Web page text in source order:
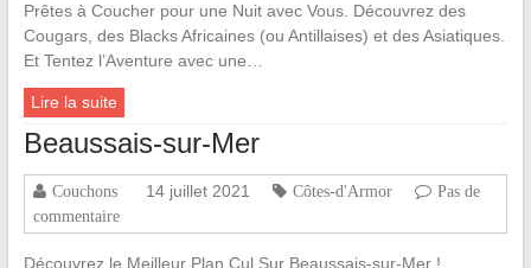
Prêtes à Coucher pour une Nuit avec Vous. Découvrez des
Cougars, des Blacks Africaines (ou Antillaises) et des Asiatiques.
Et Tentez l’Aventure avec une…
Lire la suite
Beaussais-sur-Mer
Couchons 14 juillet 2021 Côtes-d'Armor
Pas de
commentaire
Découvrez le Meilleur Plan Cul Sur Beaussais-sur-Mer !